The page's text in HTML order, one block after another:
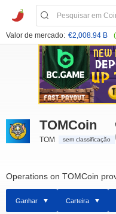
Valor de mercado: €2,008.94 B
TOMCoin
TOM sem classificação
Operations on TOMCoin
Ganhar Carteira